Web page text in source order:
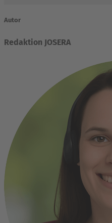
Autor
Redaktion JOSERA